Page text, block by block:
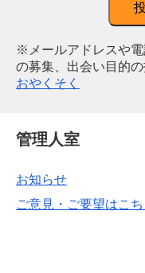
※メールアドレスや
の募集、出会い目的
おやくそく
管理人室
お知らせ
ご意見・ご要望はこ